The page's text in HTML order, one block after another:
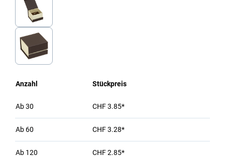
Anzahl Stückpreis
Ab30 CHF 3.85*
Ab 60 CHF 3.28*
Ab 120 CHF 2.85*